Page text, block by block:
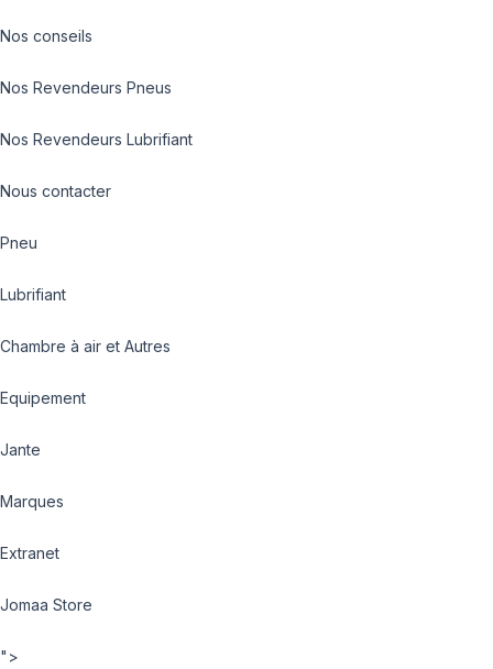
Nos conseils
Nos Revendeurs Pneus
Nos Revendeurs Lubrifiant
Nous contacter
Pneu
Lubrifiant
Chambre à air et Autres
Equipement
Jante
Marques
Extranet
Jomaa Store
">